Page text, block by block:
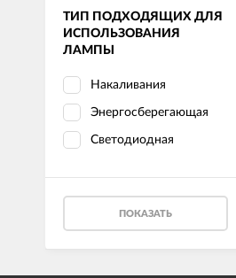
ТИП ПОДХОДЯЩИХ ДЛЯ
ИСПОЛЬЗОВАНИЯ
ЛАМПЫ
Накаливания
Энергосберегающая
Светодиодная
ПОКАЗАТЬ